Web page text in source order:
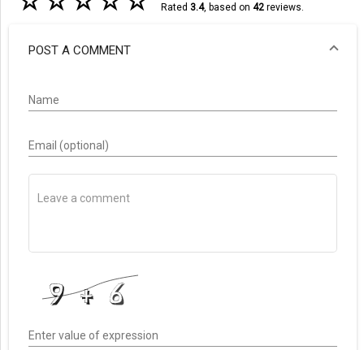
Rated 3.4, based on 42reviews.
POST A COMMENT
Name
Email (optional)
Enter value of expression